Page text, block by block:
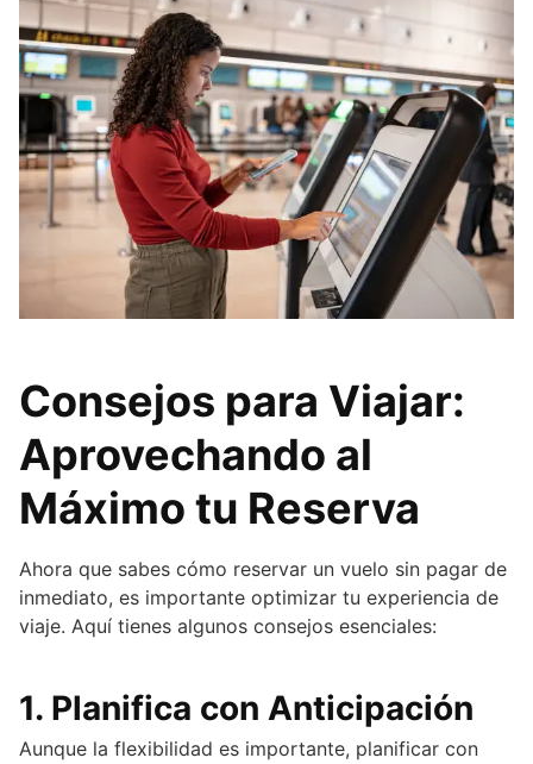
Consejos para Viajar:
Aprovechando al
Máximo tu Reserva
Ahora que sabes cómo reservar un vuelo sin pagar de
inmediato, es importante optimizar tu experiencia de
viaje. Aquí tienes algunos consejos esenciales:
1. Planifica con Anticipación
Aunque la flexibilidad es importante, planificar con